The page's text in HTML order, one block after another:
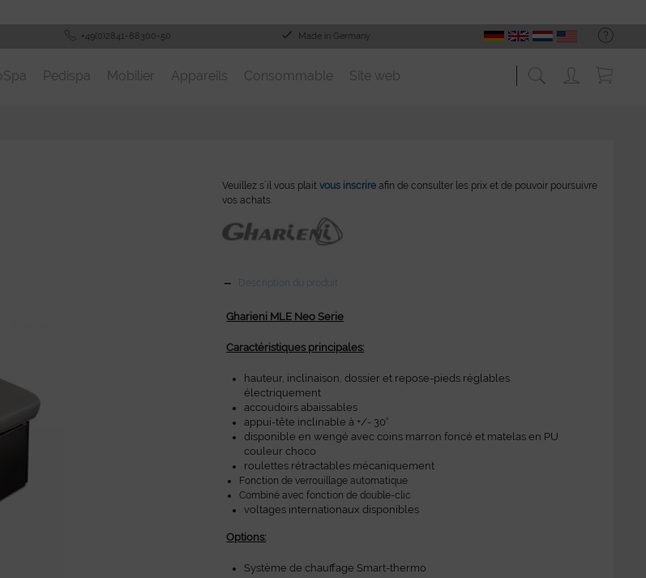
+49(0)2841-88300-50 Made in Germany
Pedispa Mobilier Appareils Consommable Site web
Veuillez s´il vous plaitvous inscrire afin de consulter les prix et de pouvoir poursuivre
vos achats.
Description du produit
Gharieni MLE Neo Serie
Caractéristiques principales:
hauteur, inclinaison, dossier et repose-pieds réglables
électriquement
accoudoirs abaissables
appui-tête inclinable à +/- 30°
disponible en wengé avec coins marron foncé et matelas en PU
couleur choco
roulettes rétractables mécaniquement
Fonction de verrouillage automatique
Combiné avec fonction de double-clic
voltages internationaux disponibles
Options:
Système de chauffage Smart-thermo